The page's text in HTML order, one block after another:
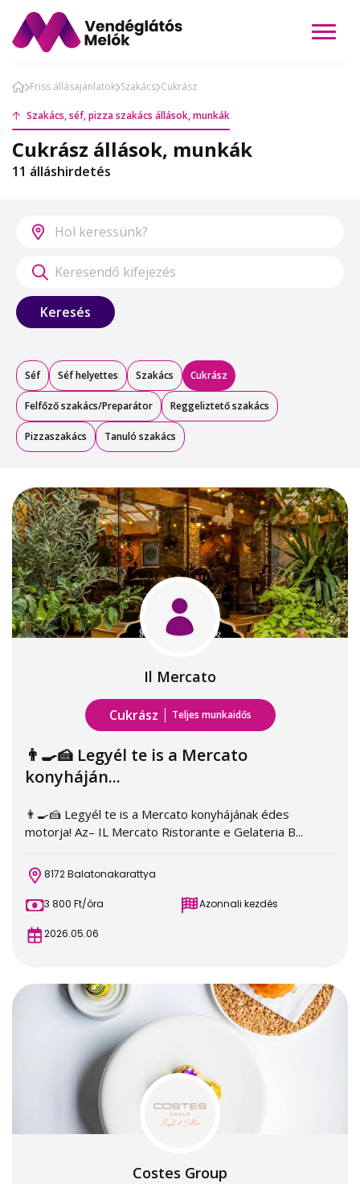
Friss állásajánlatok Szakács Cukrász
Szakács, séf, pizza szakács állások, munkák
Cukrász állások, munkák
11 álláshirdetés
Keresés
Séf Séf helyettes Szakács Cukrász
Felfőző szakács/Preparátor Reggeliztető szakács
Pizzaszakács Tanuló szakács
Il Mercato
Cukrász Teljes munkaidős
👨‍🍳🍰 Legyél te is a Mercato
konyháján...
👨‍🍳🍰 Legyél te is a Mercato konyhájának édes
motorja! Az– IL Mercato Ristorante e Gelateria B...
8172 Balatonakarattya
3 800 Ft/óra Azonnali kezdés
2026.05.06
Costes Group